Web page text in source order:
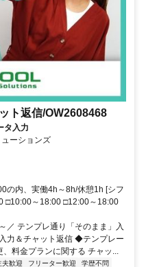
ト返信/OW2608468
タ入力
ーションズ
内、実働4h～8h/休憩1h [シフ
□10:00～18:00 □12:00～18:00
／ テンプレ通り「そのまま」入
力＆チャット返信 ◆テンプレー
料金プランに関する チャッ...
夫歓迎 フリーター歓迎
学歴不問